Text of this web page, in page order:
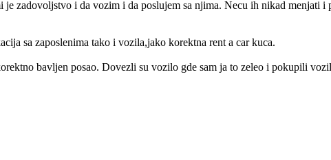
zadovoljstvo i da vozim i da poslujem sa njima. Necu ih nikad menjati
sa zaposlenima tako i vozila,jako korektna rent a car kuca.
bavljen posao. Dovezli su vozilo gde sam ja to zeleo i pokupili